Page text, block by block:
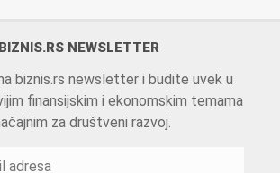
BIZNIS.RS NEWSLETTER
biznis.rs newsletter i budite uvek u
finansijskim i ekonomskim temama
za društveni razvoj.